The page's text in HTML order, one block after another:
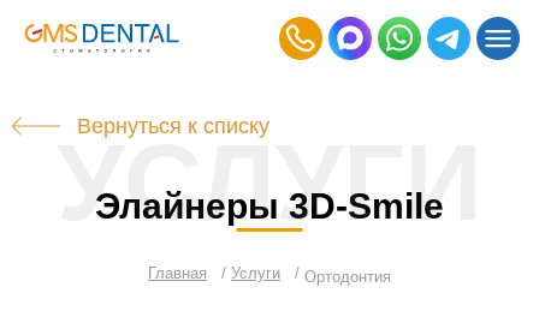
Вернуться к списку
Элайнеры 3D-Smile
УСЛУГИ
Главная Услуги Ортодонтия